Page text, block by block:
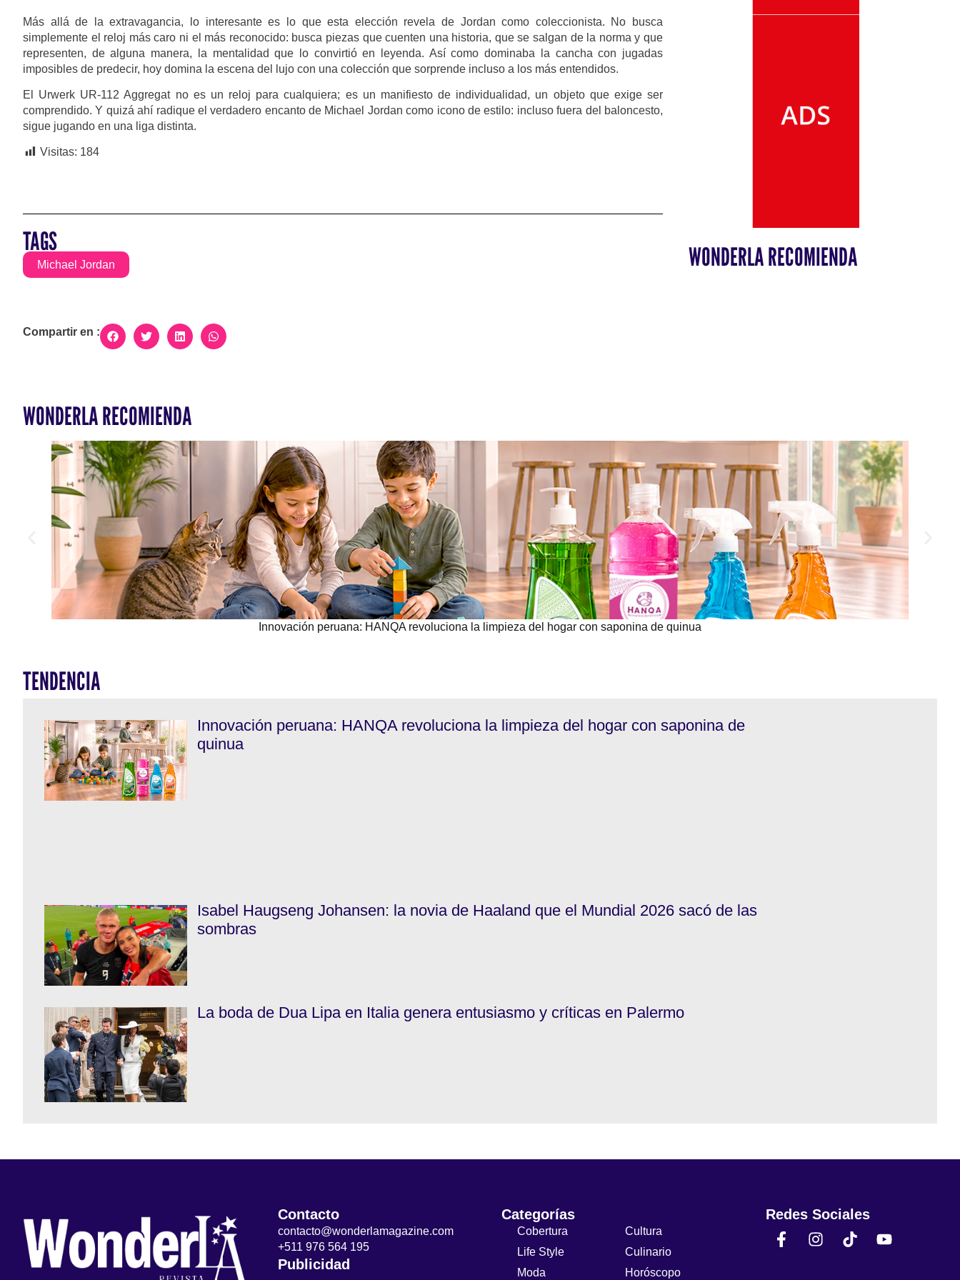
Más allá de la extravagancia, lo interesante es lo que esta elección revela de Jordan como coleccionista. No busca
simplemente el reloj más caro ni el más reconocido: busca piezas que cuenten una historia, que se salgan de la norma y que
representen, de alguna manera, la mentalidad que lo convirtió en leyenda. Así como dominaba la cancha con jugadas
imposibles de predecir, hoy domina la escena del lujo con una colección que sorprende incluso a los más entendidos.
El Urwerk UR-112 Aggregat no es un reloj para cualquiera; es un manifiesto de individualidad, un objeto que exige ser
comprendido. Y quizá ahí radique el verdadero encanto de Michael Jordan como icono de estilo: incluso fuera del baloncesto,
sigue jugando en una liga distinta.
Visitas: 184
TAGS
Michael Jordan
Compartir en :
WONDERLA RECOMIENDA
WONDERLA RECOMIENDA
Innovación peruana: HANQA revoluciona la limpieza del hogar con saponina de quinua
TENDENCIA
Innovación peruana: HANQA revoluciona la limpieza del hogar con saponina de
quinua
Isabel Haugseng Johansen: la novia de Haaland que el Mundial 2026 sacó de las
sombras
La boda de Dua Lipa en Italia genera entusiasmo y críticas en Palermo
Contacto
contacto@wonderlamagazine.com
+511 976 564 195
Publicidad
Categorías
Cobertura
Life Style
Moda
Cultura
Culinario
Horóscopo
Redes Sociales